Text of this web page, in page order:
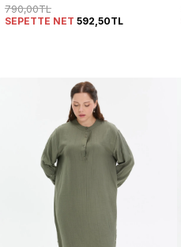
790,00TL
SEPETTE NET 592,50TL